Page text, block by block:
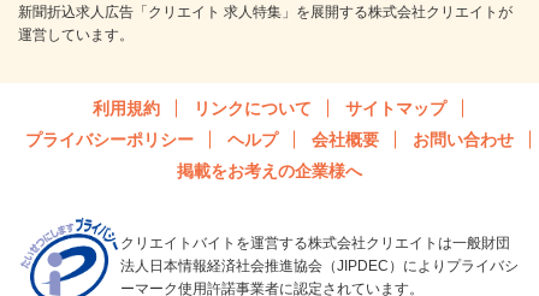
新聞折込求人広告「クリエイト 求人特集」を展開する株式会社クリエイトが
運営しています。
利用規約 リンクについて
サイトマップ
プライバシーポリシー
ヘルプ 会社概要
お問い合わせ
掲載をお考えの企業様へ
クリエイトバイトを運営する株式会社クリエイトは一般財団
法人日本情報経済社会推進協会（JIPDEC）によりプライバシ
ーマーク使用許諾事業者に認定されています。